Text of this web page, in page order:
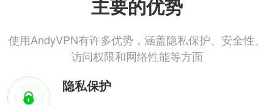
主要的优势
使用AndyVPN有许多优势，涵盖隐私保护、安全性、
访问权限和网络性能等方面
隐私保护